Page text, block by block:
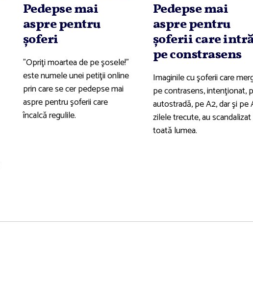
Pedepse mai
aspre pentru
şoferi
"Opriţi moartea de pe şosele!"
este numele unei petiţii online
prin care se cer pedepse mai
aspre pentru şoferii care
încalcă regulile.
Pedepse mai
aspre pentru
şoferii care
pe constrasens
Imaginile cu şoferii care
pe contrasens, intenţionat,
autostradă, pe A2, dar şi pe
zilele trecute, au
toată lumea.